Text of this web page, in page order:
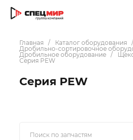
Главная
Каталог оборудования
Дробильно-сортировочное
Дробильное оборудование
Серия PEW
Серия PEW